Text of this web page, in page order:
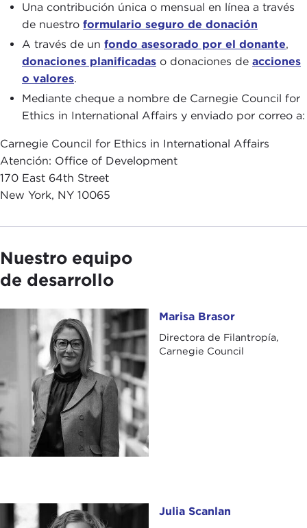
Una contribución única o mensual en línea a través
de nuestro formulario seguro de donación
A través de un fondo asesorado por el donante,
donaciones planificadas o donaciones de acciones
o valores.
Mediante cheque a nombre de Carnegie Council for
Ethics in International Affairs y enviado por correo a:
Carnegie Council for Ethics in International Affairs
Atención: Office of Development
170 East 64th Street
New York, NY 10065
Nuestro equipo
de desarrollo
Marisa Brasor Marisa Brasor
Directora de Filantropía,
Carnegie Council
Julia Scanlan Julia Scanlan